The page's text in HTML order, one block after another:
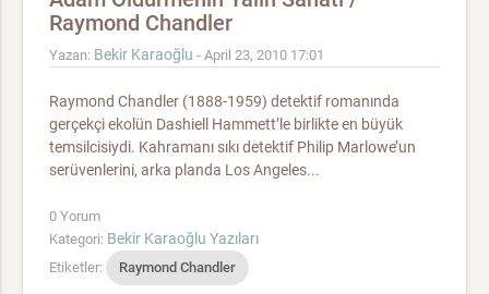
Raymond Chandler
Yazan: Bekir Karaoğlu - April 23, 2010 17:01
Raymond Chandler (1888-1959) detektif romanında
gerçekçi ekolün Dashiell Hammett’le birlikte en büyük
temsilcisiydi. Kahramanı sıkı detektif Philip Marlowe’un
serüvenlerini, arka planda Los Angeles...
0 Yorum
Kategori: Bekir Karaoğlu Yazıları
Etiketler: Raymond Chandler